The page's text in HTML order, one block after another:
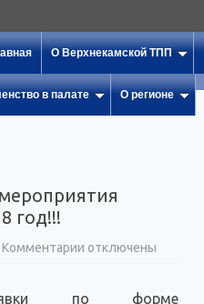
О Верхнекамской ТПП
в палате О регионе
год!!!
Комментарии к
на
отключены
по форме